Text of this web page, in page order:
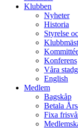
Klubben
Nyheter
Historia
Styrelse
Konferens
Våra
English
Medlem
Bagskåp
Betala
Fixa